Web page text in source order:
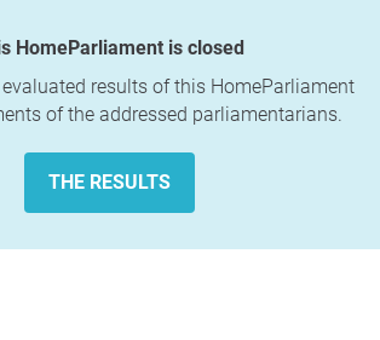
HomeParliament is closed
results of this HomeParliament
of the addressed parliamentarians.
THE RESULTS